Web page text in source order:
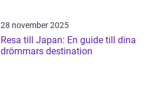
28 november 2025
Resa till Japan: En guide till dina
drömmars destination